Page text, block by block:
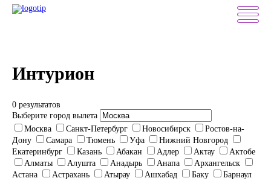
Интурион
0 результатов
Выберите город вылета
Москва
Санкт-Петербург Новосибирск
Ростов-на-
Дону
Самара Тюмень Уфа
Нижний Новгород
Екатеринбург
Казань Абакан Адлер Актау
Актобе
Алматы
Алушта Анадырь Анапа
Архангельск
Астана
Астрахань Атырау Ашхабад Баку
Барнаул